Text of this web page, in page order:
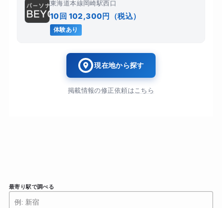
東海道本線岡崎駅西口
10回 102,300円（税込）
体験あり
現在地から探す
掲載情報の修正依頼はこちら
最寄り駅で調べる